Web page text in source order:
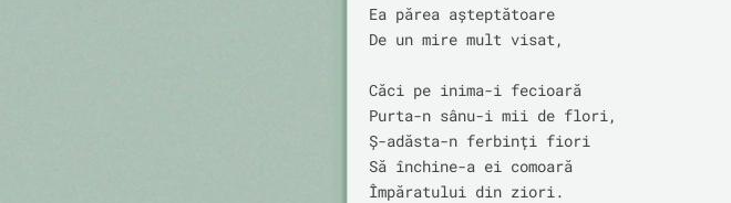
Ea părea așteptătoare
De un mire mult visat,
Căci pe inima-i fecioară
Purta-n sânu-i mii de flori,
Ș-adăsta-n ferbinți fiori
Să închine-a ei comoară
Împăratului din ziori.